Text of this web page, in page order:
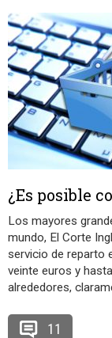
¿Es posible
Los mayores
mundo, El Corte
servicio de reparto
veinte euros y
alrededores,
11